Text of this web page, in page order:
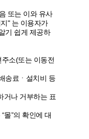
또는 이와 유사
" 는 이용자가
기 쉽게 제공하
소(또는 이동전
송료ㆍ설치비 등
거나 거부하는 표
몰”의 확인에 대